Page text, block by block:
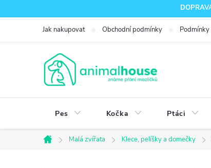
na
Jak nakupovat Obchodní podmínky
Pes Kočka Ptáci
Domů
Malá zvířata Klece, pelíšky a domečky